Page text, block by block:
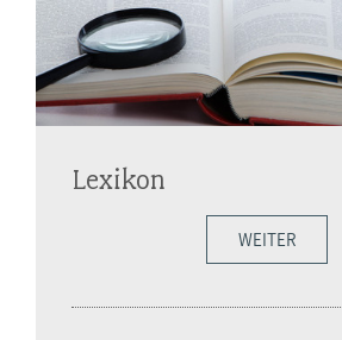
Lexikon
WEITER